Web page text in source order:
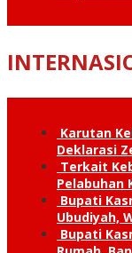
Karutan
Deklarasi
Terkait
Pelabuhan
Bupati
Ubudiyah,
Bupati